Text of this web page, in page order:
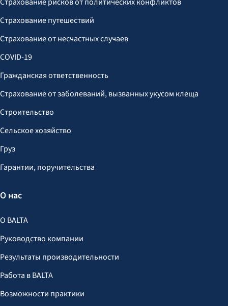
Страхование путешествий
Страхование от несчастных случаев
COVID-19
Гражданская ответственность
Страхование от заболеваний, вызванных укусом клеща
Строительство
Сельское хозяйство
Груз
Гарантии, поручительства
О нас
О BALTA
Руководство компании
Результаты производительности
Работа в BALTA
Возможности практики